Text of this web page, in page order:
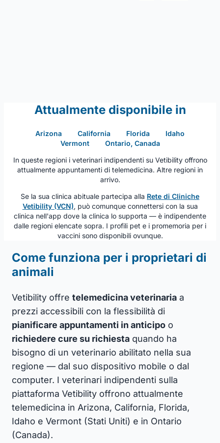
Attualmente disponibile in
Arizona California Florida
Idaho
Vermont
Ontario, Canada
In queste regioni i veterinari indipendenti su Vetibility offrono
attualmente appuntamenti di telemedicina. Altre regioni in
arrivo.
Se la sua clinica abituale partecipa alla Rete di Cliniche
Vetibility (VCN), può comunque connettersi con la sua
clinica nell'app dove la clinica lo supporta — è indipendente
dalle regioni elencate sopra. I profili pet e i promemoria per i
vaccini sono disponibili ovunque.
Come funziona per i proprietari di
animali
Vetibility offre telemedicina veterinaria a
prezzi accessibili con la flessibilità di
pianificare appuntamenti in anticipo o
richiedere cure su richiesta quando ha
bisogno di un veterinario abilitato nella sua
regione — dal suo dispositivo mobile o dal
computer. I veterinari indipendenti sulla
piattaforma Vetibility offrono attualmente
telemedicina in Arizona, California, Florida,
Idaho e Vermont (Stati Uniti) e in Ontario
(Canada).